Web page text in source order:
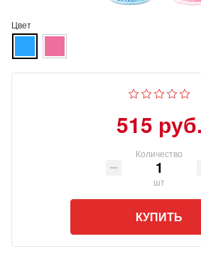
Цвет
515 руб.
Количество
шт
КУПИТЬ